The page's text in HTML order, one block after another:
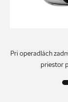
Pri operadlách
priestor